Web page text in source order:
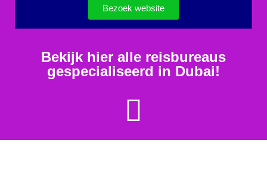
Bezoek website
Bekijk hier alle reisbureaus
gespecialiseerd in Dubai!